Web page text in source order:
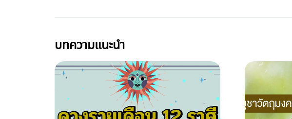
บทความแนะนำ